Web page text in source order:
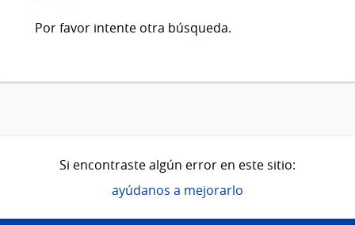
Por favor intente otra búsqueda.
Si encontraste algún error en este sitio:
ayúdanos a mejorarlo